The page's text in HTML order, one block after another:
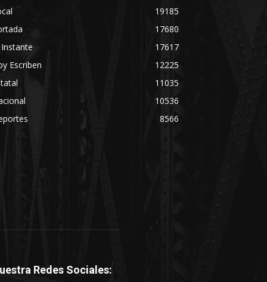
19185
17680
17617
Escriben
12225
11035
10536
8566
Redes Sociales: